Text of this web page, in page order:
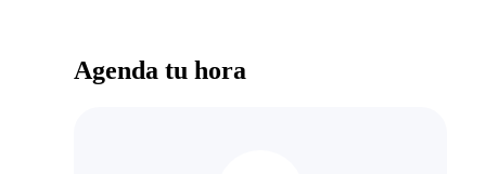
Agenda tu hora